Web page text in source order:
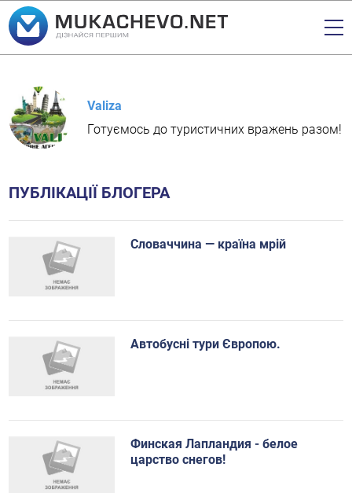
Valiza
Готуємось до туристичних вражень разом!
ПУБЛІКАЦІЇ БЛОГЕРА
Словаччина — країна мрій
Автобусні тури Європою.
Финская Лапландия - белое
царство снегов!